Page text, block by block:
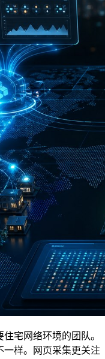
宅网络环境的团队。
一样。网页采集更关注